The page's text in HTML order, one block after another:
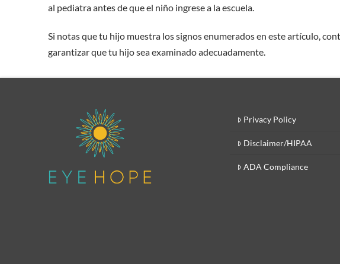
al pediatra antes de que el niño ingrese a la escuela.
Si notas que tu hijo muestra los signos enumerados en este artículo,
garantizar que tu hijo sea examinado adecuadamente.
Privacy Policy
Disclaimer/HIPAA
ADA Compliance